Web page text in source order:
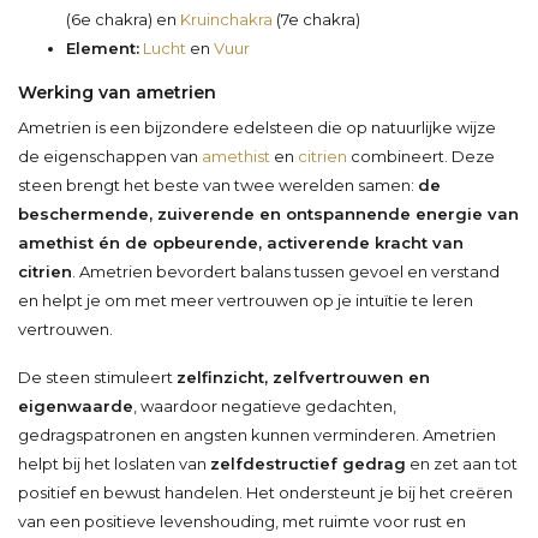
(6e chakra) en Kruinchakra (7e chakra)
Element: Lucht en Vuur
Werking van ametrien
Ametrien is een bijzondere edelsteen die op natuurlijke wijze
de eigenschappen van amethist en citrien combineert. Deze
steen brengt het beste van twee werelden samen: de
beschermende, zuiverende en ontspannende energie van
amethist én de opbeurende, activerende kracht van
citrien . Ametrien bevordert balans tussen gevoel en verstand
en helpt je om met meer vertrouwen op je intuïtie te leren
vertrouwen.
De steen stimuleert zelfinzicht, zelfvertrouwen en
eigenwaarde , waardoor negatieve gedachten,
gedragspatronen en angsten kunnen verminderen. Ametrien
helpt bij het loslaten van zelfdestructief gedrag en zet aan tot
positief en bewust handelen. Het ondersteunt je bij het creëren
van een positieve levenshouding, met ruimte voor rust en